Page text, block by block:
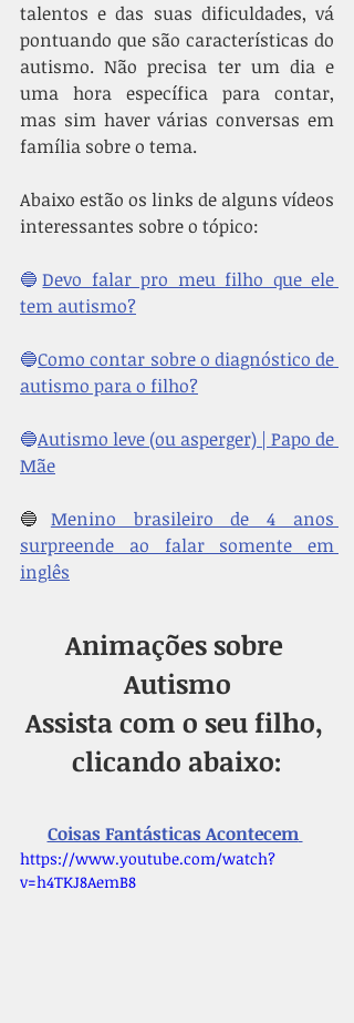
talentos e das suas dificuldades, vá
pontuando que são características do
autismo. Não precisa ter um dia e
uma hora específica para contar,
mas sim haver várias conversas em
família sobre o tema.
Abaixo estão os links de alguns vídeos
interessantes sobre o tópico:
🔵Devo falar pro meu filho que ele
tem autismo?
🔵Como contar sobre o diagnóstico de
autismo para o filho?
🔵Autismo leve (ou asperger) | Papo de
Mãe
🔵 Menino brasileiro de 4 anos
surpreende ao falar somente em
inglês
Animações sobre
Autismo
Assista com o seu filho,
clicando abaixo:
Coisas Fantásticas Acontecem
https://www.youtube.com/watch?
v=h4TKJ8AemB8